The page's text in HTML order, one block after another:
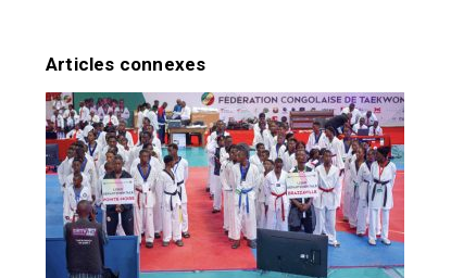
Articles connexes